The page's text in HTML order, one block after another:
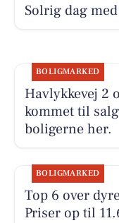
Solrig dag
BOLIGMARKED
Havlykkevej 2
kommet til
boligerne her.
BOLIGMARKED
Top 6 over
Priser op til